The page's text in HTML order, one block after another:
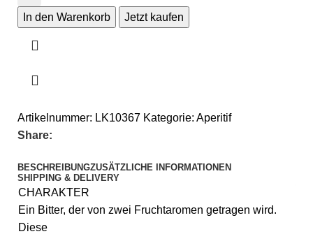
In den Warenkorb Jetzt kaufen
Artikelnummer: LK10367 Kategorie: Aperitif
Share:
BESCHREIBUNGZUSÄTZLICHE INFORMATIONEN
SHIPPING & DELIVERY
CHARAKTER
Ein Bitter, der von zwei Fruchtaromen getragen wird.
Diese